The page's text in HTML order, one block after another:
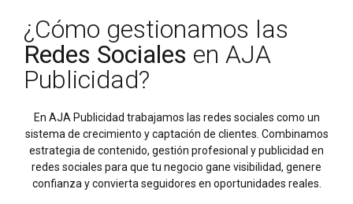
¿Cómo gestionamos las
Redes Sociales en AJA
Publicidad?
En AJA Publicidad trabajamos las redes sociales como un
sistema de crecimiento y captación de clientes. Combinamos
estrategia de contenido, gestión profesional y publicidad en
redes sociales para que tu negocio gane visibilidad, genere
confianza y convierta seguidores en oportunidades reales.